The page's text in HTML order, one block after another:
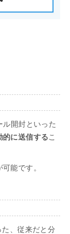
ル開封といった
的に送信するこ
能です。
、従来だと分